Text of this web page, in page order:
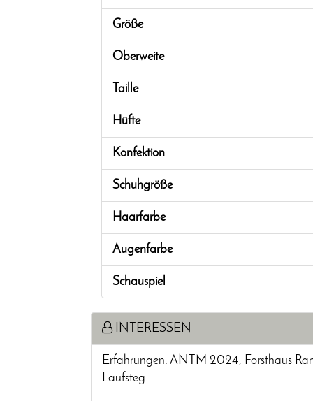
Größe
Oberweite
Taille
Hüfte
Konfektion
Schuhgröße
Haarfarbe
Augenfarbe
Schauspiel
INTERESSEN
Erfahrungen: ANTM 2024, Forsthaus
Laufsteg